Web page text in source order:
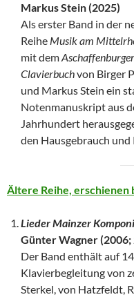
Markus Stein(2025)
Als erster Band in der
Reihe Musik am
mit demAschaffenburger
Clavierbuchvon Birger
und Markus Stein ein
Notenmanuskript aus
Jahrhundert
den Hausgebrauch
Ältere Reihe, erschienen
Lieder Mainzer
Günter Wagner (2006;
Der Band enthält auf
Klavierbegleitung von
Sterkel, von Hatzfeldt,